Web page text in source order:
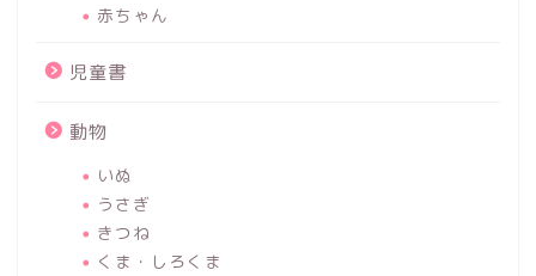
赤ちゃん
児童書
動物
いぬ
うさぎ
きつね
くま・しろくま